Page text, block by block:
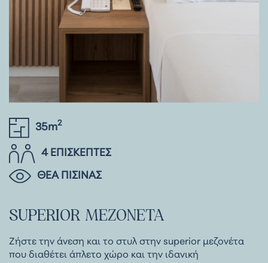
35m2
4 ΕΠΙΣΚΕΠΤΕΣ
ΘΕΑ ΠΙΣΙΝΑΣ
SUPERIOR ΜΕΖΟΝΕΤΑ
Ζήστε την άνεση και το στυλ στην superior μεζονέτα
που διαθέτει άπλετο χώρο και την ιδανική